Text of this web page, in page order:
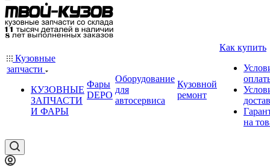
Кузовные
запчасти
КУЗОВНЫЕ
ЗАПЧАСТИ
И ФАРЫ
Фары
DEPO
Оборудование
для
автосервиса
Кузовной
ремонт
Как купить
на